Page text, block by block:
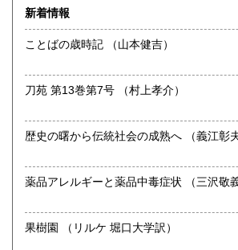
熊本県 600円 大分県
沖縄県 600円
を主としておりますので事務所と倉庫のみ
Ｅメール又はＦＡＸでお願い致します。
最寄駅：花巻駅・新花巻駅
営業時間：10:00〜17:30
書籍の買取について
関らずお問合せください。
取り扱い分野
歴史、社会科学
新着情報
ことばの歳時記 （山本健吉）
刀苑 第13巻第7号 （村上孝介）
歴史の曙から伝統社会の成熟へ （義
薬品アレルギーと薬品中毒症状 （三
果樹園 （リルケ 堀口大学訳）